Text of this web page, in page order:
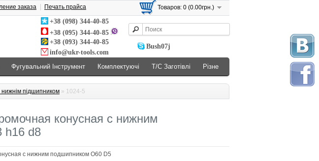
Товаров: 0 (0.00грн.)
+38 (098) 344-40-85
+38 (095) 344-40-85
+38 (093) 344-40-85
info@ukr-tools.com
Bush07j
заказа Печать прайса
Фугувальний Інструмент Комплектуючі Т/С Заготівлі Різне
підшипником » 1024-5
конусная с нижним
h16 d8
с нижним подшипником O60 D5